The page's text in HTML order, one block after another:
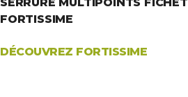
SERRURE MULTIPOINTS FICHET
FORTISSIME
DÉCOUVREZ FORTISSIME